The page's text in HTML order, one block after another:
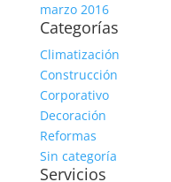
marzo 2016
Categorías
Climatización
Construcción
Corporativo
Decoración
Reformas
Sin categoría
Servicios